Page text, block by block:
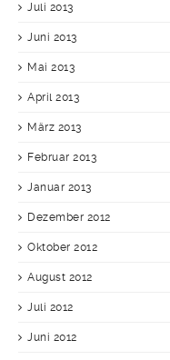
Juli 2013
Juni 2013
Mai 2013
April 2013
März 2013
Februar 2013
Januar 2013
Dezember 2012
Oktober 2012
August 2012
Juli 2012
Juni 2012